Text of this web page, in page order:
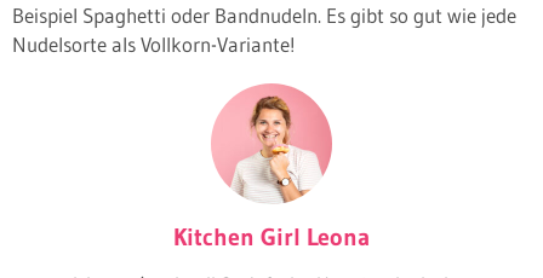
Beispiel Spaghetti oder Bandnudeln. Es gibt so gut wie jede
Nudelsorte als Vollkorn-Variante!
Kitchen Girl Leona